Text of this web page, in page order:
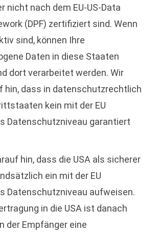
nicht nach dem EU-US-Data
(DPF) zertifiziert sind. Wenn
sind, können Ihre
Daten in diese Staaten
dort verarbeitet werden. Wir
hin, dass in datenschutzrechtlich
kein mit der EU
Datenschutzniveau garantiert
hin, dass die USA als sicherer
ein mit der EU
Datenschutzniveau aufweisen.
in die USA ist danach
der Empfänger eine